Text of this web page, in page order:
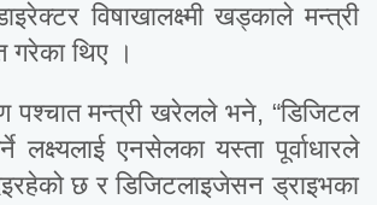
विषाखालक्ष्मी खड्काले मन्त्री
गरेका थिए ।
मन्त्री खरेलले भने, “डिजिटल
लक्ष्यलाई एनसेलका यस्ता पूर्वाधारले
छ र डिजिटलाइजेसन ड्राइभका